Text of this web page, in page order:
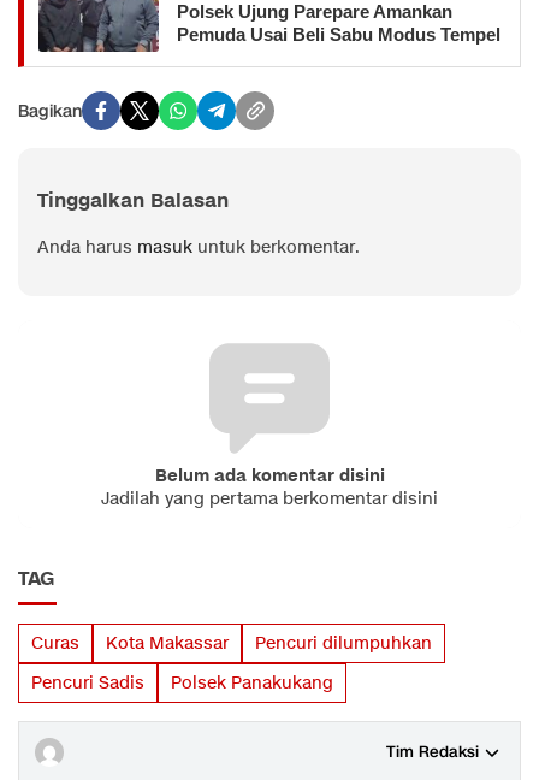
Polsek Ujung Parepare Amankan
Pemuda Usai Beli Sabu Modus Tempel
Bagikan
Tinggalkan Balasan
Anda harus masuk untuk berkomentar.
Belum ada komentar disini
Jadilah yang pertama berkomentar disini
TAG
Curas Kota Makassar
Pencuri dilumpuhkan
Pencuri Sadis
Polsek Panakukang
Tim Redaksi